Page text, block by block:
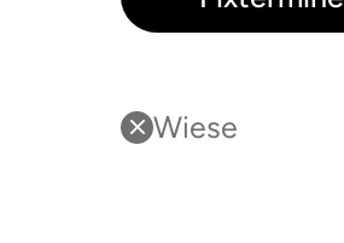
Wiese